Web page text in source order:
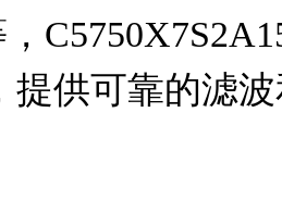
，
提供可靠的滤